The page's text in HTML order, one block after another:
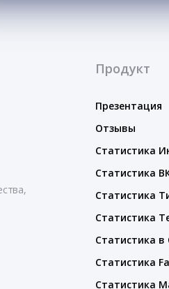
Продукт
Презентация
Отзывы
Статистика
Статистика
Статистика
Статистика
Статистика в
Статистика
Статистика